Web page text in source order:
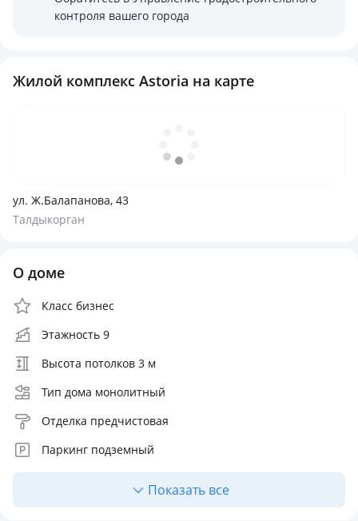
контроля вашего города
Жилой комплекс Astoria на карте
ул. Ж.Балапанова, 43
Талдыкорган
О доме
Класс бизнес
Этажность 9
Высота потолков 3 м
Тип дома монолитный
Отделка предчистовая
Паркинг подземный
Показать все